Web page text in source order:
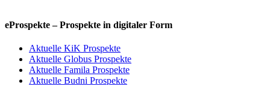
eProspekte – Prospekte in digitaler Form
Aktuelle KiK Prospekte
Aktuelle Globus Prospekte
Aktuelle Famila Prospekte
Aktuelle Budni Prospekte